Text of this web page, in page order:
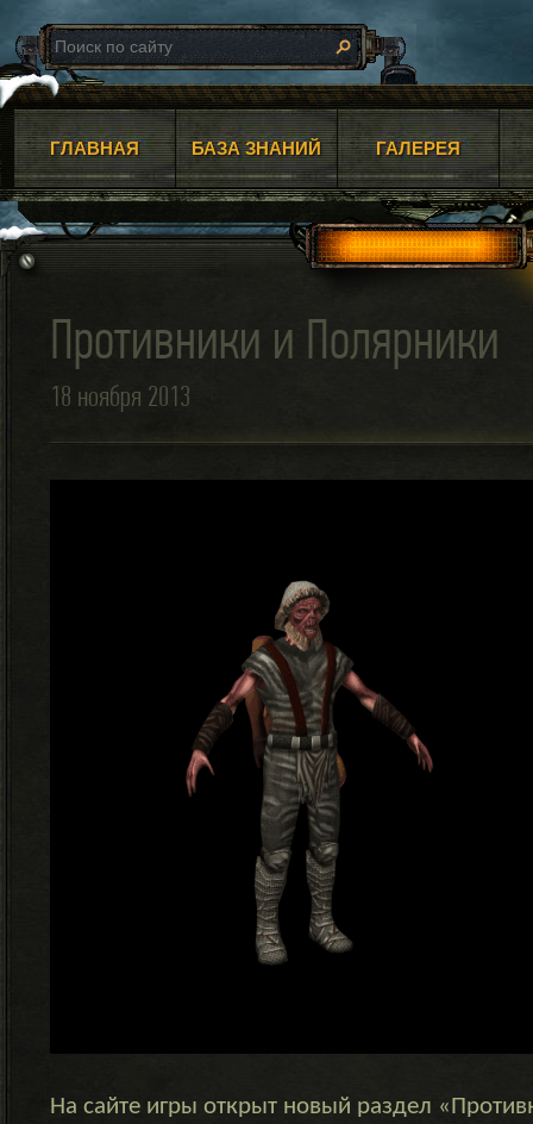
ГЛАВНАЯ БАЗА ЗНАНИЙ ГАЛЕРЕЯ
Противники и Полярники
18 ноября 2013
На сайте игры открыт новый раздел